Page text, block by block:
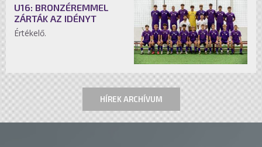
U16: BRONZÉREMMEL
ZÁRTÁK AZ IDÉNYT
Értékelő.
HÍREK ARCHÍVUM